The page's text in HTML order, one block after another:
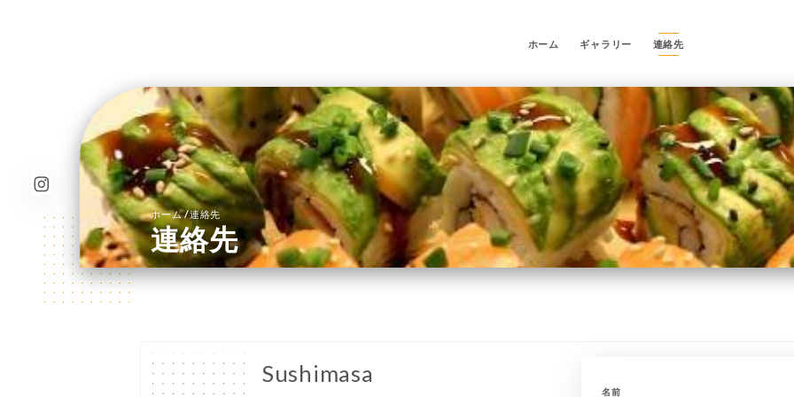
ホーム ギャラリー 連絡先
ホーム/連絡先
連絡先
Sushimasa
名前